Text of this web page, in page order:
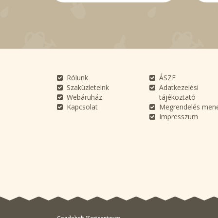
Rólunk
Szaküzleteink
Webáruház
Kapcsolat
ÁSZF
Adatkezelési
tájékoztató
Megrendelés
Impresszum